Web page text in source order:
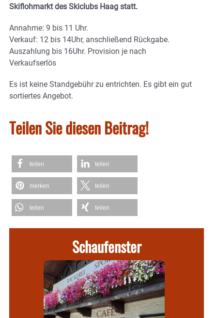
Skiflohmarkt des Skiclubs Haag statt.
Annahme: 9 bis 11 Uhr.
Verkauf: 12 bis 14Uhr, anschließend Rückgabe.
Auszahlung bis 16Uhr. Provision je nach
Verkaufserlös
Es ist keine Standgebühr zu entrichten. Es gibt ein gut
sortiertes Angebot.
Teilen Sie diesen Beitrag!
teilen teilen
merken teilen
teilen teilen
Schaufenster